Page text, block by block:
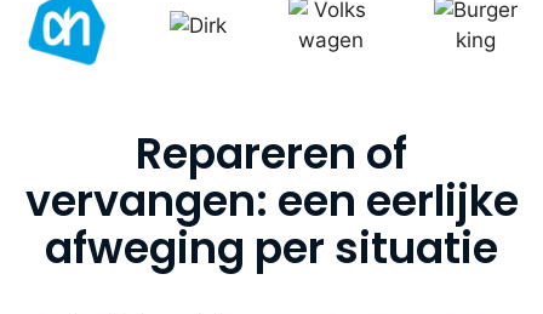
Repareren of
vervangen: een eerlijke
afweging per situatie